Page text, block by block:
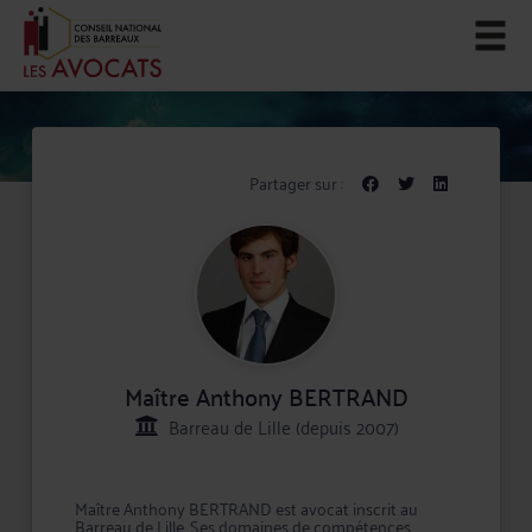
Partager sur :
Maître Anthony BERTRAND
Barreau de Lille (depuis 2007)
Maître Anthony BERTRAND est avocat inscrit au
Barreau de Lille. Ses domaines de compétences